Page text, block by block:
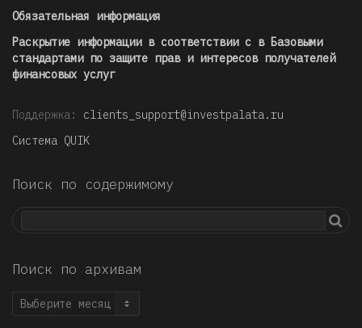
Обязательная информация
Раскрытие информации в соответствии с в Базовыми
стандартами по защите прав и интересов получателей
финансовых услуг
Поддержка: clients_support@investpalata.ru
Система QUIK
Поиск по содержимому
Поиск по архивам
Поиск